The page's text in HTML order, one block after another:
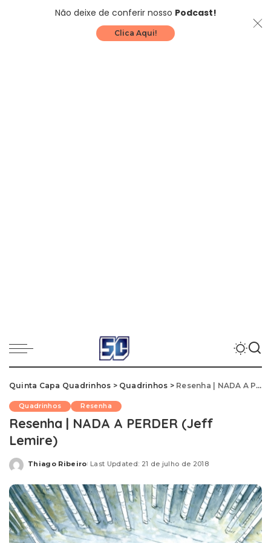
Não deixe de conferir nosso Podcast!
Clica Aqui!
Quinta Capa Quadrinhos > Quadrinhos > Resenha | NADA A PERDER (Jeff Lemire)
Quadrinhos Resenha
Resenha | NADA A PERDER (Jeff
Lemire)
Posted
Thiago Ribeiro Last Updated: 21 de julho de 2018